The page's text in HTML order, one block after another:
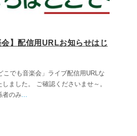
会】配信用URLお知らせはじ
こでも音楽会」ライブ配信用URLな
ました。 ご確認くださいませ～。
者のみ...